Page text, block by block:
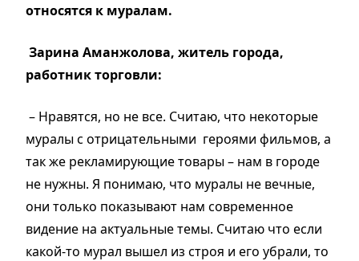
относятся к муралам.
Зарина Аманжолова, житель города,
работник торговли:
– Нравятся, но не все. Считаю, что некоторые
муралы с отрицательными героями фильмов, а
так же рекламирующие товары – нам в городе
не нужны. Я понимаю, что муралы не вечные,
они только показывают нам современное
видение на актуальные темы. Считаю что если
какой-то мурал вышел из строя и его убрали, то